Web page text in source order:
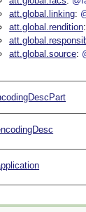
att.global.linking
att.global.rendition
att.global.source